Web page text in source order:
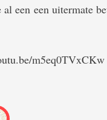
al een een uitermate
m5eq0TVxCKw